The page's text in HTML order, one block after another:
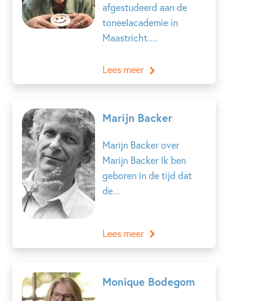
afgestudeerd aan de
toneelacademie in
Maastricht....
Lees meer
Marijn Backer
Marijn Backer over
Marijn Backer Ik ben
geboren in de tijd dat
de...
Lees meer
Monique Bodegom